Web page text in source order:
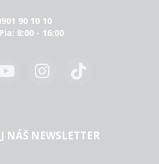
90 10 10
8:00 - 16:00
NÁŠ NEWSLETTER